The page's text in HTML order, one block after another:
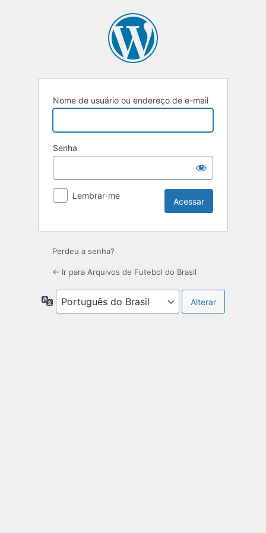
Nome de usuário ou endereço de e-mail
Senha
Lembrar-me
Perdeu a senha?
← Ir para Arquivos de Futebol do Brasil
Idioma